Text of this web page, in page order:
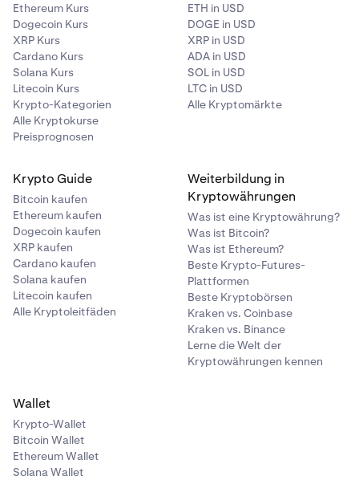
Ethereum Kurs
Dogecoin Kurs
XRP Kurs
Cardano Kurs
Solana Kurs
Litecoin Kurs
Krypto-Kategorien
Alle Kryptokurse
Preisprognosen
ETH in USD
DOGE in USD
XRP in USD
ADA in USD
SOL in USD
LTC in USD
Alle Kryptomärkte
Krypto Guide
Bitcoin kaufen
Ethereum kaufen
Dogecoin kaufen
XRP kaufen
Cardano kaufen
Solana kaufen
Litecoin kaufen
Alle Kryptoleitfäden
Weiterbildung in
Kryptowährungen
Was ist eine Kryptowährung?
Was ist Bitcoin?
Was ist Ethereum?
Beste Krypto-Futures-
Plattformen
Beste Kryptobörsen
Kraken vs. Coinbase
Kraken vs. Binance
Lerne die Welt der
Kryptowährungen kennen
Wallet
Krypto-Wallet
Bitcoin Wallet
Ethereum Wallet
Solana Wallet